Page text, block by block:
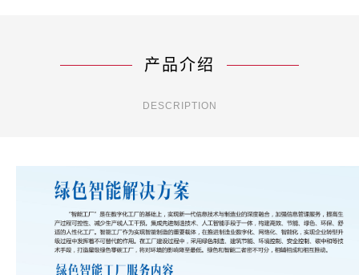
产品介绍
DESCRIPTION